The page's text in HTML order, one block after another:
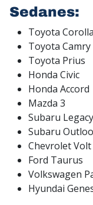
Sedanes:
Toyota Corolla
Toyota Camry
Toyota Prius
Honda Civic
Honda Accord
Mazda 3
Subaru Legacy
Subaru
Chevrolet Volt
Ford Taurus
Volkswagen
Hyundai